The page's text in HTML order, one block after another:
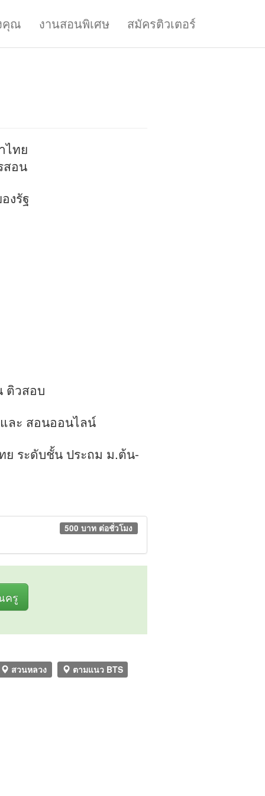
คุณ งานสอนพิเศษ สมัครติวเตอร์
ไทย
สอน
งรัฐ
ติวสอบ
ละ สอนออนไลน์
ย ระดับชั้น ประถม ม.ต้น-
500 บาท ต่อชั่วโมง
ครู
สวนหลวง
ตามแนว BTS